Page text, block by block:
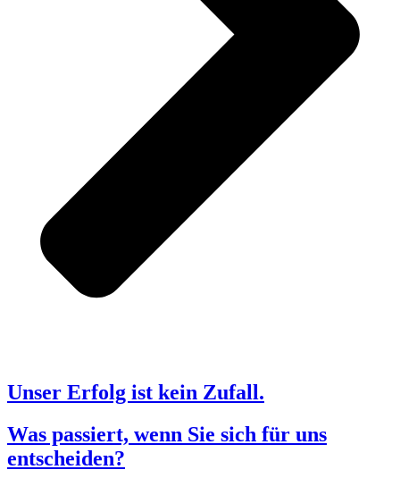
Unser Erfolg ist kein Zufall.
Was passiert, wenn Sie sich für uns
entscheiden?